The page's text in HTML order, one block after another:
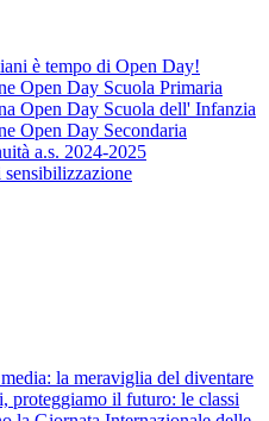
è tempo di Open Day!
Open Day Scuola Primaria
Open Day Scuola dell' Infanzia
Open Day Secondaria
a.s. 2024-2025
la meraviglia del diventare
proteggiamo il futuro: le classi